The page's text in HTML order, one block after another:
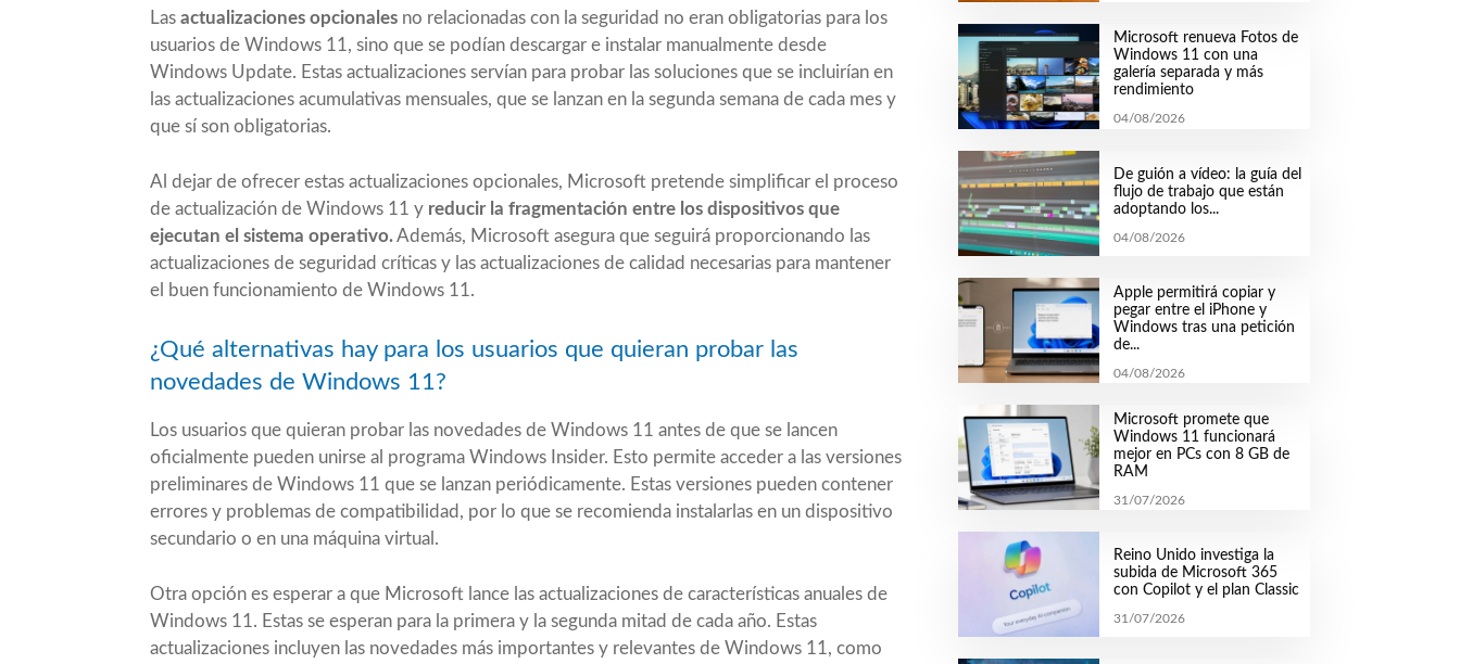
Las actualizaciones opcionales no relacionadas con la seguridad no eran obligatorias para los
usuarios de Windows 11, sino que se podían descargar e instalar manualmente desde
Windows Update. Estas actualizaciones servían para probar las soluciones que se incluirían en
las actualizaciones acumulativas mensuales, que se lanzan en la segunda semana de cada mes y
que sí son obligatorias.
Al dejar de ofrecer estas actualizaciones opcionales, Microsoft pretende simplificar el proceso
de actualización de Windows 11 y reducir la fragmentación entre los dispositivos que
ejecutan el sistema operativo.Además, Microsoft asegura que seguirá proporcionando las
actualizaciones de seguridad críticas y las actualizaciones de calidad necesarias para mantener
el buen funcionamiento de Windows 11.
¿Qué alternativas hay para los usuarios que quieran probar las
novedades de Windows 11?
Los usuarios que quieran probar las novedades de Windows 11 antes de que se lancen
oficialmente pueden unirse al programa Windows Insider. Esto permite acceder a las versiones
preliminares de Windows 11 que se lanzan periódicamente. Estas versiones pueden contener
errores y problemas de compatibilidad, por lo que se recomienda instalarlas en un dispositivo
secundario o en una máquina virtual.
Otra opción es esperar a que Microsoft lance las actualizaciones de características anuales de
Windows 11. Estas se esperan para la primera y la segunda mitad de cada año. Estas
actualizaciones incluyen las novedades más importantes y relevantes de Windows 11, como
Microsoft renueva Fotos de
Windows 11 con una
galería separada y más
rendimiento
04/08/2026
De guión a vídeo: la guía del
flujo de trabajo que están
adoptando los...
04/08/2026
Apple permitirá copiar y
pegar entre el iPhone y
Windows tras una petición
de...
04/08/2026
Microsoft promete que
Windows 11 funcionará
mejor en PCs con 8 GB de
RAM
31/07/2026
Reino Unido investiga la
subida de Microsoft 365
con Copilot y el plan Classic
31/07/2026